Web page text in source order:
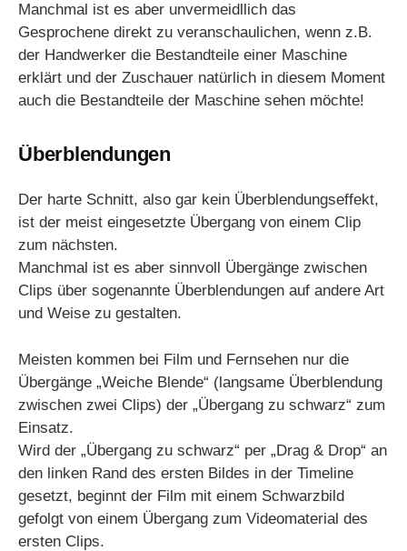
Manchmal ist es aber unvermeidllich das
Gesprochene direkt zu veranschaulichen, wenn z.B.
der Handwerker die Bestandteile einer Maschine
erklärt und der Zuschauer natürlich in diesem Moment
auch die Bestandteile der Maschine sehen möchte!
Überblendungen
Der harte Schnitt, also gar kein Überblendungseffekt,
ist der meist eingesetzte Übergang von einem Clip
zum nächsten.
Manchmal ist es aber sinnvoll Übergänge zwischen
Clips über sogenannte Überblendungen auf andere Art
und Weise zu gestalten.
Meisten kommen bei Film und Fernsehen nur die
Übergänge „Weiche Blende“ (langsame Überblendung
zwischen zwei Clips) der „Übergang zu schwarz“ zum
Einsatz.
Wird der „Übergang zu schwarz“ per „Drag & Drop“ an
den linken Rand des ersten Bildes in der Timeline
gesetzt, beginnt der Film mit einem Schwarzbild
gefolgt von einem Übergang zum Videomaterial des
ersten Clips.